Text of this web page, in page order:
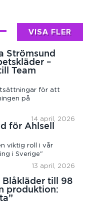
VISA FLER
Strömsund
–
Team
för att
på
14 april, 2026
för Ahlsell
viktig roll i vår
i Sverige"
13 april, 2026
till 98
produktion: